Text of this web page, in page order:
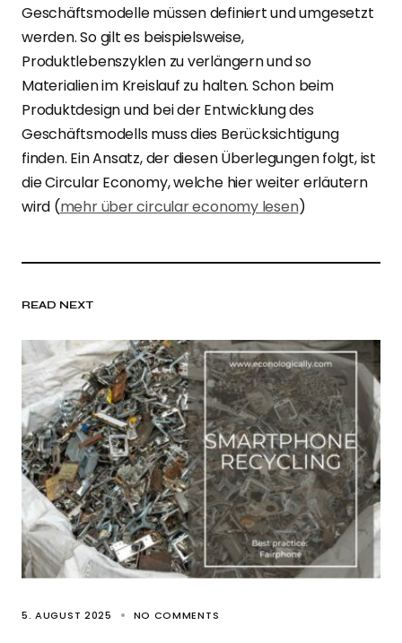
Geschäftsmodelle müssen definiert und umgesetzt
werden. So gilt es beispielsweise,
Produktlebenszyklen zu verlängern und so
Materialien im Kreislauf zu halten. Schon beim
Produktdesign und bei der Entwicklung des
Geschäftsmodells muss dies Berücksichtigung
finden. Ein Ansatz, der diesen Überlegungen folgt, ist
die Circular Economy, welche hier weiter erläutern
wird (mehr über circular economy lesen)
READ NEXT
5. AUGUST 2025 NO COMMENTS